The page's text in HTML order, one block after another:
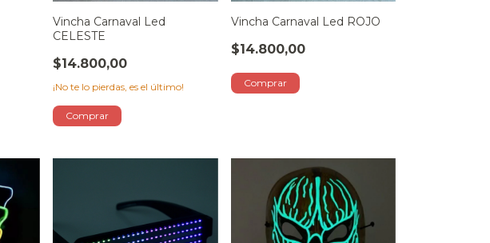
Vincha Carnaval Led
CELESTE
$14.800,00
¡No te lo pierdas, es el último!
Vincha Carnaval Led ROJO
$14.800,00